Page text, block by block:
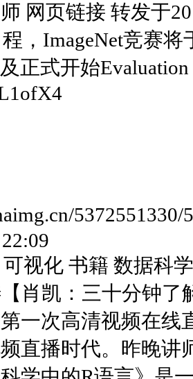
网页链接 转发于
，ImageNet竞赛
正式开始
视化 书籍 数据科学
肖凯：三十分钟了
一次高清视频在线
直播时代。昨晚